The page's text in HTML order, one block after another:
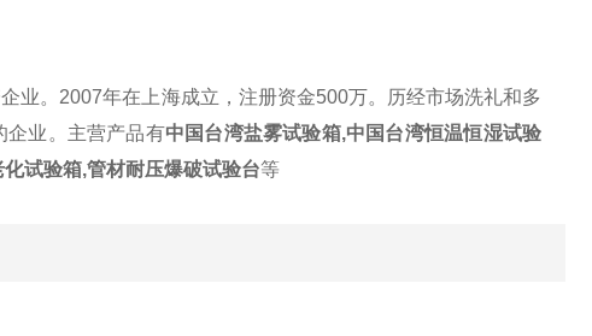
业。2007年在上海成立，注册资金500万。历经市场洗礼和多
企业。主营产品有中国台湾盐雾试验箱,中国台湾恒温恒湿试验
试验箱,管材耐压爆破试验台等